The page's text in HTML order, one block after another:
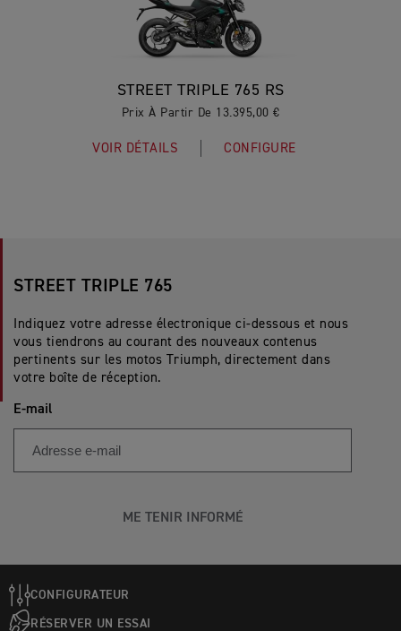
STREET TRIPLE 765 RS
Prix À Partir De 13.395,00 €
VOIR DÉTAILS CONFIGURE
STREET TRIPLE 765
Indiquez votre adresse électronique ci-dessous et nous
vous tiendrons au courant des nouveaux contenus
pertinents sur les motos Triumph, directement dans
votre boîte de réception.
E-mail
ME TENIR INFORMÉ
CONFIGURATEUR
RÉSERVER UN ESSAI